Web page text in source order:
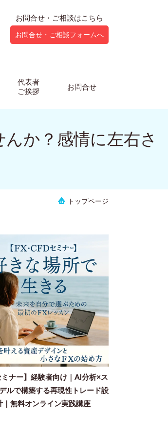
お問合せ・ご相談はこちら
お問合せ・ご相談フォームへ
代表者
ご挨拶
お問合せ
か？感情に左右さ
トップページ
ミナー】経験者向け｜AI分析×ス
ルで構築する再現性トレード設
｜無料オンライン実践講座